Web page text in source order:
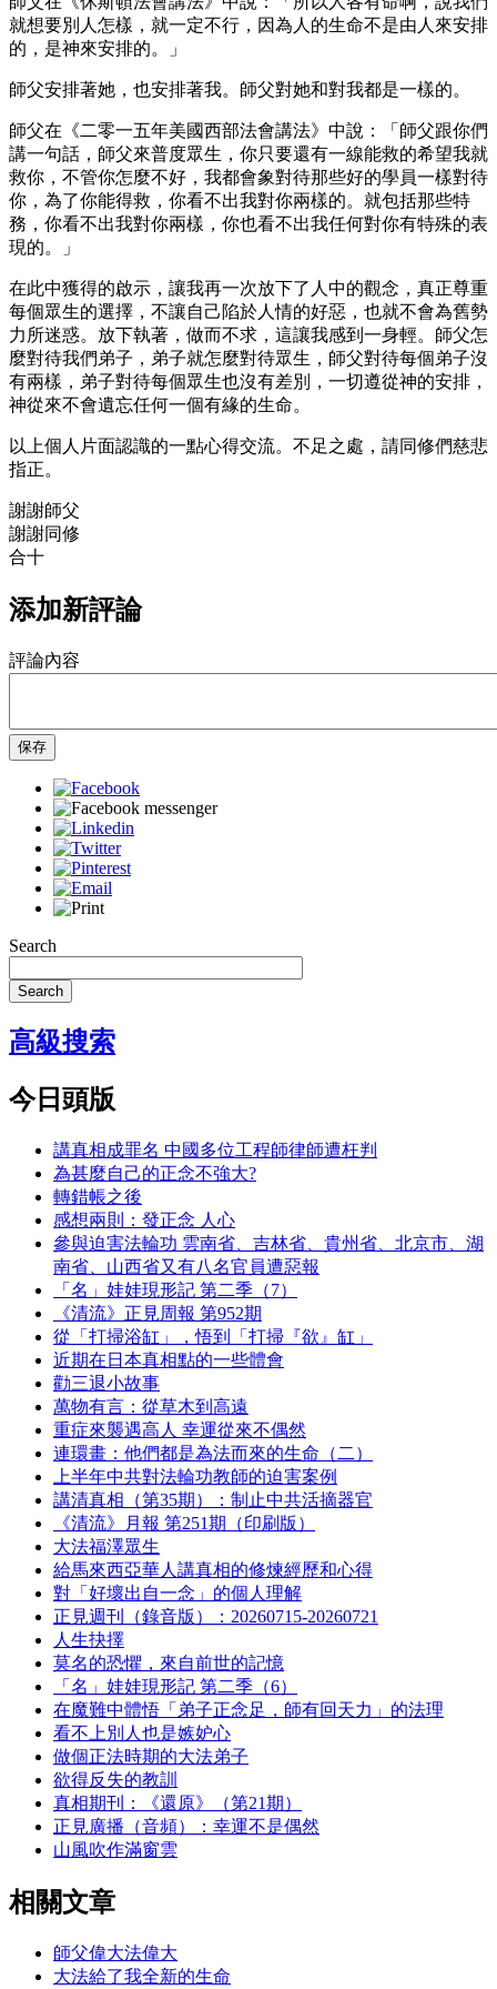
就想要別人怎樣，就一定不行，因為人的生命不是由人來安排
的，是神來安排的。」
師父安排著她，也安排著我。師父對她和對我都是一樣的。
師父在《二零一五年美國西部法會講法》中說：「師父跟你們
講一句話，師父來普度眾生，你只要還有一線能救的希望我就
救你，不管你怎麼不好，我都會象對待那些好的學員一樣對待
你，為了你能得救，你看不出我對你兩樣的。就包括那些特
務，你看不出我對你兩樣，你也看不出我任何對你有特殊的表
現的。」
在此中獲得的啟示，讓我再一次放下了人中的觀念，真正尊重
每個眾生的選擇，不讓自己陷於人情的好惡，也就不會為舊勢
力所迷惑。放下執著，做而不求，這讓我感到一身輕。師父怎
麼對待我們弟子，弟子就怎麼對待眾生，師父對待每個弟子沒
有兩樣，弟子對待每個眾生也沒有差別，一切遵從神的安排，
神從來不會遺忘任何一個有緣的生命。
以上個人片面認識的一點心得交流。不足之處，請同修們慈悲
指正。
謝謝師父
謝謝同修
合十
添加新評論
評論內容
保存
Search
Search
高級搜索
今日頭版
講真相成罪名 中國多位工程師律師遭枉判
為甚麼自己的正念不強大?
轉錯帳之後
感想兩則：發正念 人心
參與迫害法輪功 雲南省、吉林省、貴州省、北京市、湖
南省、山西省又有八名官員遭惡報
「名」娃娃現形記 第二季（7）
《清流》正見周報 第952期
從「打掃浴缸」，悟到「打掃『欲』缸」
近期在日本真相點的一些體會
勸三退小故事
萬物有言：從草木到高遠
重症來襲遇高人 幸運從來不偶然
連環畫：他們都是為法而來的生命（二）
上半年中共對法輪功教師的迫害案例
講清真相（第35期）：制止中共活摘器官
《清流》月報 第251期（印刷版）
大法福澤眾生
給馬來西亞華人講真相的修煉經歷和心得
對「好壞出自一念」的個人理解
正見週刊（錄音版）：20260715-20260721
人生抉擇
莫名的恐懼，來自前世的記憶
「名」娃娃現形記 第二季（6）
在魔難中體悟「弟子正念足，師有回天力」的法理
看不上別人也是嫉妒心
做個正法時期的大法弟子
欲得反失的教訓
真相期刊：《還原》（第21期）
正見廣播（音頻）：幸運不是偶然
山風吹作滿窗雲
相關文章
師父偉大法偉大
大法給了我全新的生命